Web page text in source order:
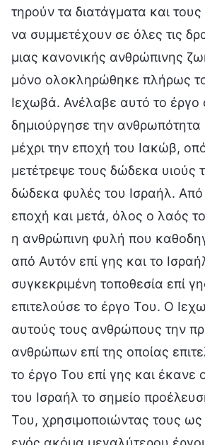
τηρούν τα διατάγματα και
να συμμετέχουν σε όλες τις
μιας κανονικής ανθρώπινης
μόνο ολοκληρώθηκε πλήρως
Ιεχωβά. Ανέλαβε αυτό το έργο
δημιούργησε την ανθρωπότητα
μέχρι την εποχή του Ιακώβ,
μετέτρεψε τους δώδεκα υιούς
δώδεκα φυλές του Ισραήλ. Από
εποχή και μετά, όλος ο λαός
η ανθρώπινη φυλή που
από Αυτόν επί γης και το
συγκεκριμένη τοποθεσία επί
επιτελούσε το έργο Του. Ο
αυτούς τους ανθρώπους την
ανθρώπων επί της οποίας
το έργο Του επί γης και έκανε
του Ισραήλ το σημείο
Του, χρησιμοποιώντας τους